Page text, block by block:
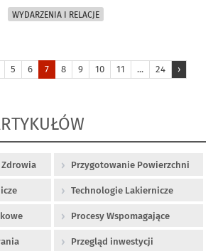
WYDARZENIA I RELACJE
5 6 7 8 9 10 11 ... 24 ›
Zdrowia Przygotowanie Powierzchni
Technologie Lakiernicze
Procesy Wspomagające
Przegląd inwestycji